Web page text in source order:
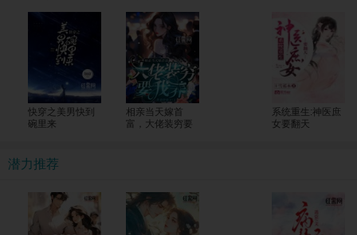
快穿之美男快到
碗里来
相亲当天嫁首
富，大佬装穷要
系统重生:神医庶
女要翻天
潜力推荐